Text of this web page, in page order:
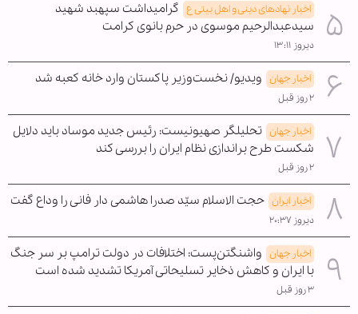
اخبار نهادهای دینی و اهل بیتی ع گرامیداشت سپهبد شهید
سیدعبدالرحیم موسوی در حرم بانوی کرامت
دیروز ۱۳:۱۱
اخبار جهان ویدیو/ نخست‌وزیر پاکستان وارد خانه کعبه شد
۲ روز قبل
اخبار جهان تحلیلگر صهیونیست: رئیس جدید موساد باید دلایل
شکست طرح براندازی نظام ایران را بررسی کند
۲ روز قبل
اخبار ایران حجت الاسلام سیّد صدرا هاشمی دار فانی را وداع گفت
دیروز ۲۰:۳۷
اخبار جهان واشنگتن‌پست: اختلافات در دولت ترامپ بر سر جنگ
با ایران و کاهش ذخایر تسلیحاتی آمریکا تشدید شده است
۳ روز قبل